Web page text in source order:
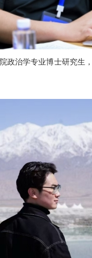
政治学专业博士研究生